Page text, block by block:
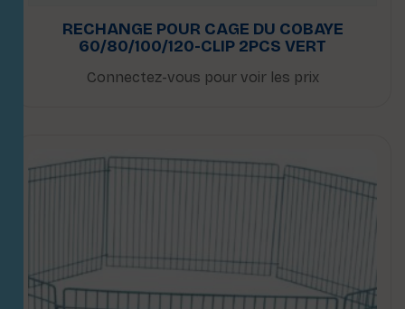
RECHANGE POUR CAGE DU COBAYE
60/80/100/120-CLIP 2PCS VERT
Connectez-vous pour voir les prix